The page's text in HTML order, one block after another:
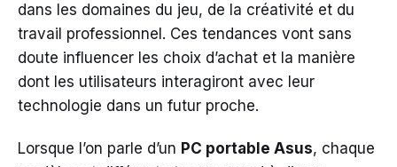
dans les domaines du jeu, de la créativité et du
travail professionnel. Ces tendances vont sans
doute influencer les choix d’achat et la manière
dont les utilisateurs interagiront avec leur
technologie dans un futur proche.
Lorsque l’on parle d’un PC portable Asus, chaque